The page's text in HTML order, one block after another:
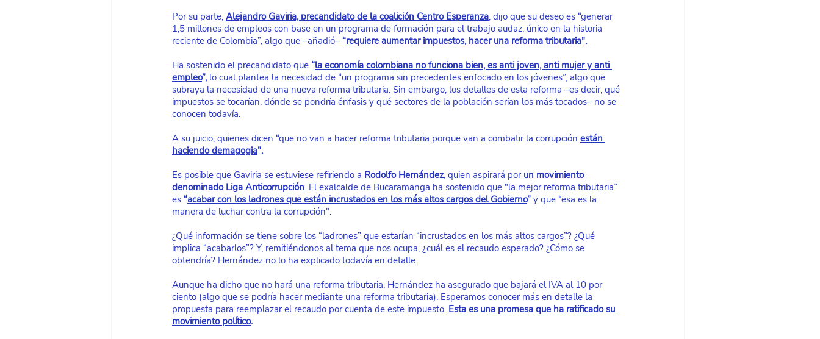
Por su parte, Alejandro Gaviria, precandidato de la coalición Centro Esperanza, dijo que su deseo es “generar
1,5 millones de empleos con base en un programa de formación para el trabajo audaz, único en la historia
reciente de Colombia”, algo que –añadió– “requiere aumentar impuestos, hacer una reforma tributaria".
Ha sostenido el precandidato que “la economía colombiana no funciona bien, es anti joven, anti mujer y anti
empleo”, lo cual plantea la necesidad de “un programa sin precedentes enfocado en los jóvenes”, algo que
subraya la necesidad de una nueva reforma tributaria. Sin embargo, los detalles de esta reforma –es decir, qué
impuestos se tocarían, dónde se pondría énfasis y qué sectores de la población serían los más tocados– no se
conocen todavía.
A su juicio, quienes dicen “que no van a hacer reforma tributaria porque van a combatir la corrupción están
haciendo demagogia".
Es posible que Gaviria se estuviese refiriendo a Rodolfo Hernández, quien aspirará por un movimiento
denominado Liga Anticorrupción. El exalcalde de Bucaramanga ha sostenido que "la mejor reforma tributaria”
es “acabar con los ladrones que están incrustados en los más altos cargos del Gobierno” y que “esa es la
manera de luchar contra la corrupción".
¿Qué información se tiene sobre los “ladrones” que estarían “incrustados en los más altos cargos”? ¿Qué
implica “acabarlos”? Y, remitiéndonos al tema que nos ocupa, ¿cuál es el recaudo esperado? ¿Cómo se
obtendría? Hernández no lo ha explicado todavía en detalle.
Aunque ha dicho que no hará una reforma tributaria, Hernández ha asegurado que bajará el IVA al 10 por
ciento (algo que se podría hacer mediante una reforma tributaria). Esperamos conocer más en detalle la
propuesta para reemplazar el recaudo por cuenta de este impuesto. Esta es una promesa que ha ratificado su
movimiento político.